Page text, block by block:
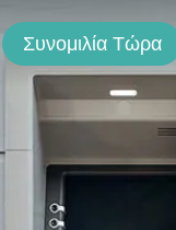
Συνομιλία Τώρα